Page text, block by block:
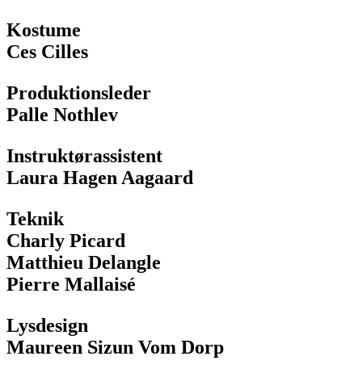
Kostume
Ces Cilles
Produktionsleder
Palle Nothlev
Instruktørassistent
Laura Hagen Aagaard
Teknik
Charly Picard
Matthieu Delangle
Pierre Mallaisé
Lysdesign
Maureen Sizun Vom Dorp